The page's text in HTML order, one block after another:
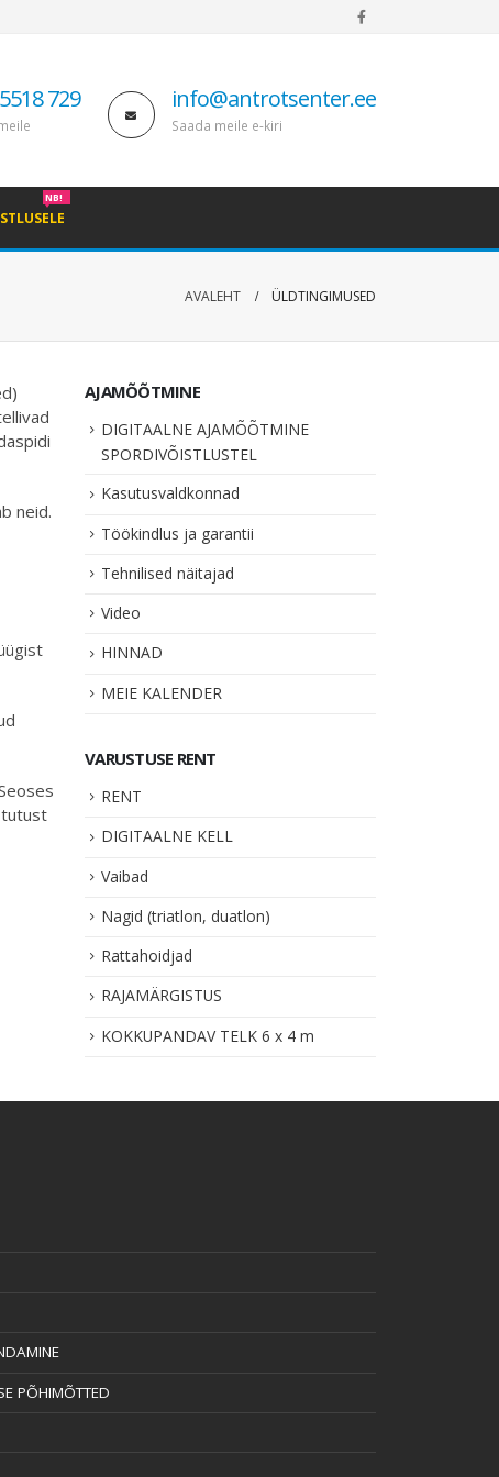
729 info@antrotsenter.ee
Saada meile e-kiri
NB!
AVALEHT ÜLDTINGIMUSED
neid.
AJAMÕÕTMINE
DIGITAALNE AJAMÕÕTMINE
SPORDIVÕISTLUSTEL
Kasutusvaldkonnad
Töökindlus ja garantii
Tehnilised näitajad
Video
HINNAD
MEIE KALENDER
VARUSTUSE RENT
RENT
DIGITAALNE KELL
Vaibad
Nagid (triatlon, duatlon)
Rattahoidjad
RAJAMÄRGISTUS
KOKKUPANDAV TELK 6 x 4 m
PÕHIMÕTTED